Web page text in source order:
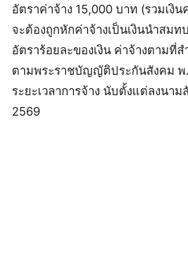
อัตราค่าจ้าง 15,000 บาท (รวมเงิ
จะต้องถูกหักค่าจ้างเป็นเงินนำสม
อัตราร้อยละของเงิน ค่าจ้างตามที่
ตามพระราชบัญญัติประกันสังคม พ
ระยะเวลาการจ้าง นับตั้งแต่ลงน
2569